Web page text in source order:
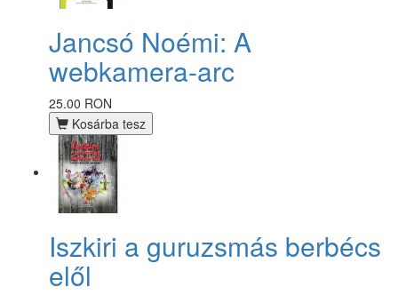
Jancsó Noémi: A
webkamera-arc
25.00 RON
Kosárba tesz
Iszkiri a guruzsmás berbécs
elől